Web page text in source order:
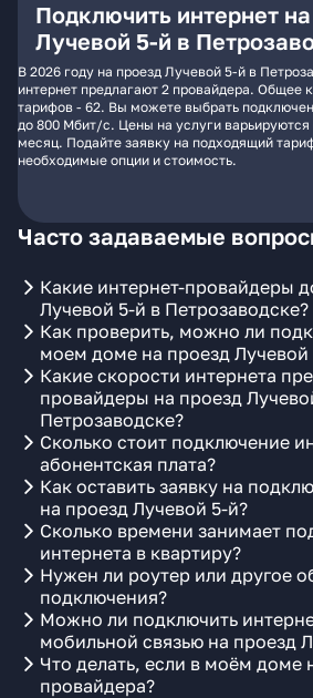
Подключить интернет
Лучевой 5-й в
В 2026 году на проезд Лучевой 5-й в
интернет предлагают 2 провайдера. Общее
тарифов - 62. Вы можете выбрать
до 800 Мбит/с. Цены на услуги варьируются
месяц. Подайте заявку на подходящий
необходимые опции и стоимость.
Часто задаваемые
Какие интернет-провайдеры
Лучевой 5-й в Петрозаводске?
Как проверить, можно ли
моем доме на проезд Лучевой
Какие скорости интернета
провайдеры на проезд
Петрозаводске?
Сколько стоит подключение
абонентская плата?
Как оставить заявку на
на проезд Лучевой 5-й?
Сколько времени занимает
интернета в квартиру?
Нужен ли роутер или другое
подключения?
Можно ли подключить
мобильной связью на проезд
Что делать, если в моём доме
провайдера?